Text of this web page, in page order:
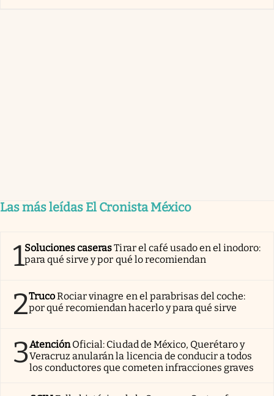
Las más leídas El Cronista México
1Soluciones caserasTirar el café usado en el inodoro:
para qué sirve y por qué lo recomiendan
2TrucoRociar vinagre en el parabrisas del coche:
por qué recomiendan hacerlo y para qué sirve
3AtenciónOficial: Ciudad de México, Querétaro y
Veracruz anularán la licencia de conducir a todos
los conductores que cometen infracciones graves